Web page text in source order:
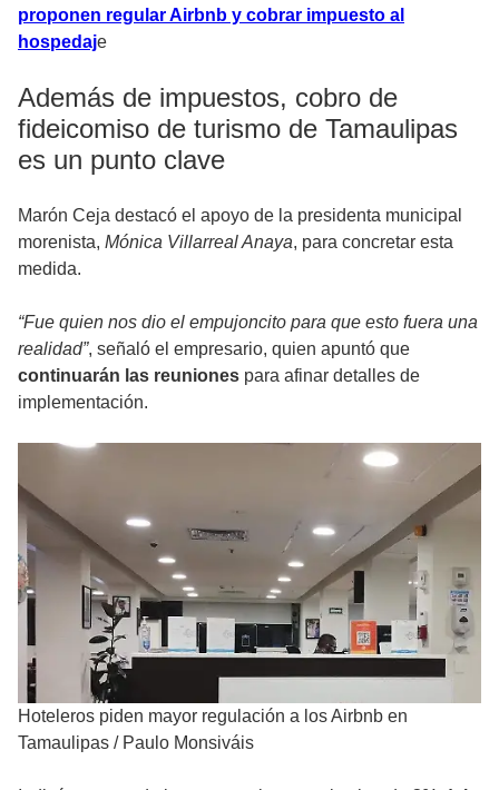
proponen regular Airbnb y cobrar impuesto al
hospedaje
Además de impuestos, cobro de
fideicomiso de turismo de Tamaulipas
es un punto clave
Marón Ceja destacó el apoyo de la presidenta municipal
morenista, Mónica Villarreal Anaya, para concretar esta
medida.
“Fue quien nos dio el empujoncito para que esto fuera una
realidad”, señaló el empresario, quien apuntó que
continuarán las reuniones para afinar detalles de
implementación.
Hoteleros piden mayor regulación a los Airbnb en
Tamaulipas / Paulo Monsiváis